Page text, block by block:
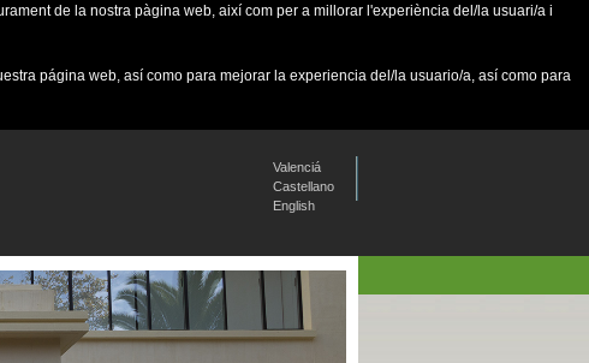
de la nostra pàgina web, així com per a millorar l'experiència del/la usuari/a i
página web, así como para mejorar la experiencia del/la usuario/a, así como para
Valenciá
Castellano
English